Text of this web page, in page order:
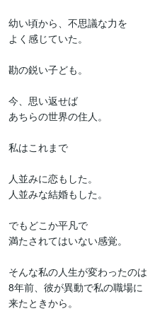
幼い頃から、不思議な力を
よく感じていた。
勘の鋭い子ども。
今、思い返せば
あちらの世界の住人。
私はこれまで
人並みに恋もした。
人並みな結婚もした。
でもどこか平凡で
満たされてはいない感覚。
そんな私の人生が変わったのは
8年前、彼が異動で私の職場に
来たときから。